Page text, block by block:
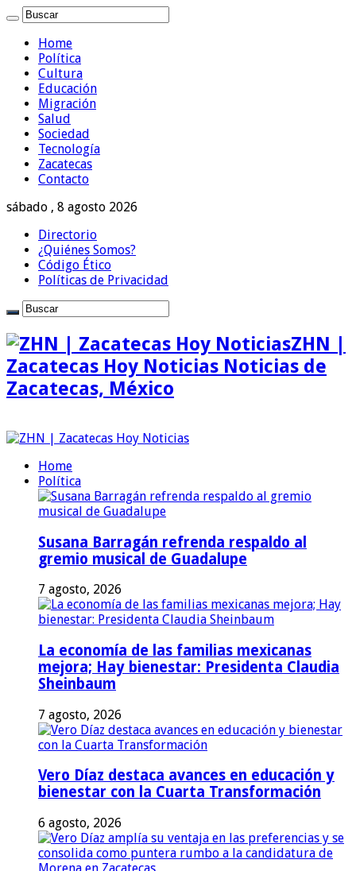
Home
Política
Cultura
Educación
Migración
Salud
Sociedad
Tecnología
Zacatecas
Contacto
sábado , 8 agosto 2026
Directorio
¿Quiénes Somos?
Código Ético
Políticas de Privacidad
ZHN |
Zacatecas Hoy Noticias Noticias de
Zacatecas, México
Home
Política
Susana Barragán refrenda respaldo al
gremio musical de Guadalupe
7 agosto, 2026
La economía de las familias mexicanas
mejora; Hay bienestar: Presidenta Claudia
Sheinbaum
7 agosto, 2026
Vero Díaz destaca avances en educación y
bienestar con la Cuarta Transformación
6 agosto, 2026